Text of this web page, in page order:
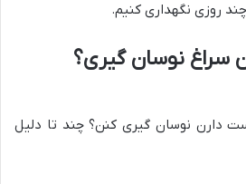
روزی نگهداری کنیم.
سراغ نوسان گیری؟
دارن نوسان گیری کنن؟ چند تا دلیل